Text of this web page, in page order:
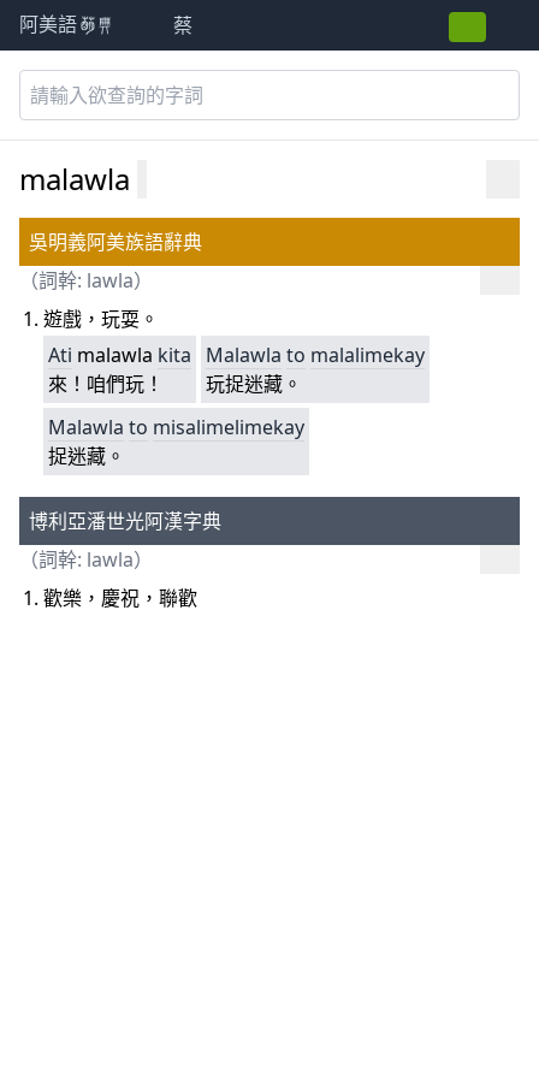
阿美語萌典 蔡
malawla
吳明義阿美族語辭典
（詞幹: lawla）
遊戲，玩耍。
Ati malawla kita
來！咱們玩！
Malawla to malalimekay
玩捉迷藏。
Malawla to misalimelimekay
捉迷藏。
博利亞潘世光阿漢字典
（詞幹: lawla）
歡樂，慶祝，聯歡